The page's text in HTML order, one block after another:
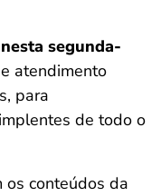
segunda-
atendimento
para
de todo o
os conteúdos da